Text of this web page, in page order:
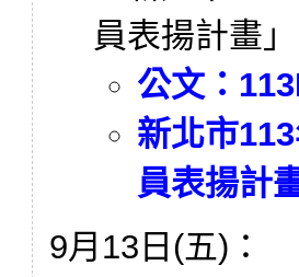
員表揚計畫
公文：
新北市
員表揚計
9月13日(五)：